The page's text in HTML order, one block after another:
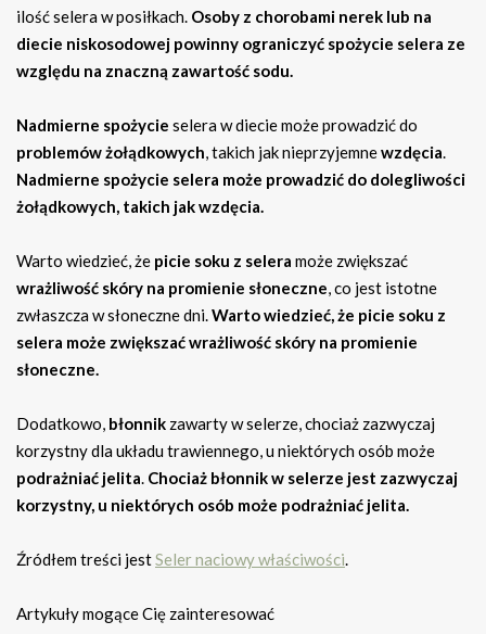
ilość selera w posiłkach. Osoby z chorobami nerek lub na
diecie niskosodowej powinny ograniczyć spożycie selera ze
względu na znaczną zawartość sodu.
Nadmierne spożycie selera w diecie może prowadzić do
problemów żołądkowych, takich jak nieprzyjemnewzdęcia.
Nadmierne spożycie selera może prowadzić do dolegliwości
żołądkowych, takich jak wzdęcia.
Warto wiedzieć, że picie soku z selera może zwiększać
wrażliwość skóry na promienie słoneczne, co jest istotne
zwłaszcza w słoneczne dni.Warto wiedzieć, że picie soku z
selera może zwiększać wrażliwość skóry na promienie
słoneczne.
Dodatkowo, błonnik zawarty w selerze, chociaż zazwyczaj
korzystny dla układu trawiennego, u niektórych osób może
podrażniać jelita. Chociaż błonnik w selerze jest zazwyczaj
korzystny, u niektórych osób może podrażniać jelita.
Źródłem treści jestSeler naciowy właściwości.
Artykuły mogące Cię zainteresować